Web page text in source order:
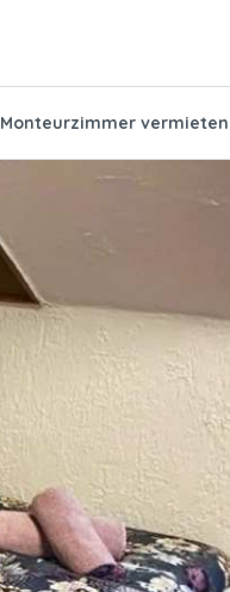
Monteurzimmer vermieten